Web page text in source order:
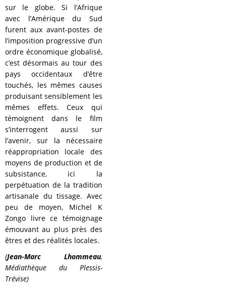
sur le globe. Si l’Afrique
avec l’Amérique du Sud
furent aux avant-postes de
l’imposition progressive d’un
ordre économique globalisé,
c’est désormais au tour des
pays occidentaux d’être
touchés, les mêmes causes
produisant sensiblement les
mêmes effets. Ceux qui
témoignent dans le film
s’interrogent aussi sur
l’avenir, sur la nécessaire
réappropriation locale des
moyens de production et de
subsistance, ici la
perpétuation de la tradition
artisanale du tissage. Avec
peu de moyen, Michel K
Zongo livre ce témoignage
émouvant au plus près des
êtres et des réalités locales.
(Jean-Marc Lhommeau,
Médiathèque du Plessis-
Trévise)